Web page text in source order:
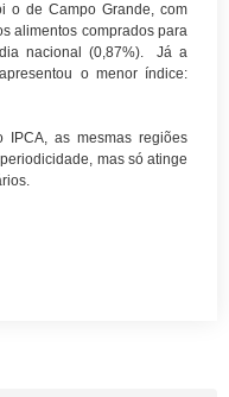
o de Campo Grande, com
alimentos comprados para
nacional (0,87%). Já a
o menor índice:
IPCA, as mesmas regiões
mas só atinge